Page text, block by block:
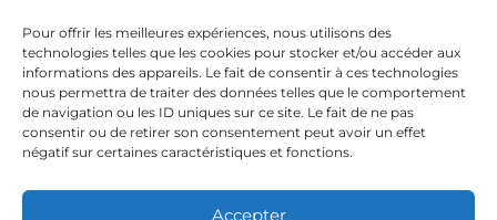
Pour offrir les meilleures expériences, nous utilisons des
technologies telles que les cookies pour stocker et/ou accéder aux
informations des appareils. Le fait de consentir à ces technologies
nous permettra de traiter des données telles que le comportement
de navigation ou les ID uniques sur ce site. Le fait de ne pas
consentir ou de retirer son consentement peut avoir un effet
négatif sur certaines caractéristiques et fonctions.
Accepter
Contactez-nous
03 72 74 70 00